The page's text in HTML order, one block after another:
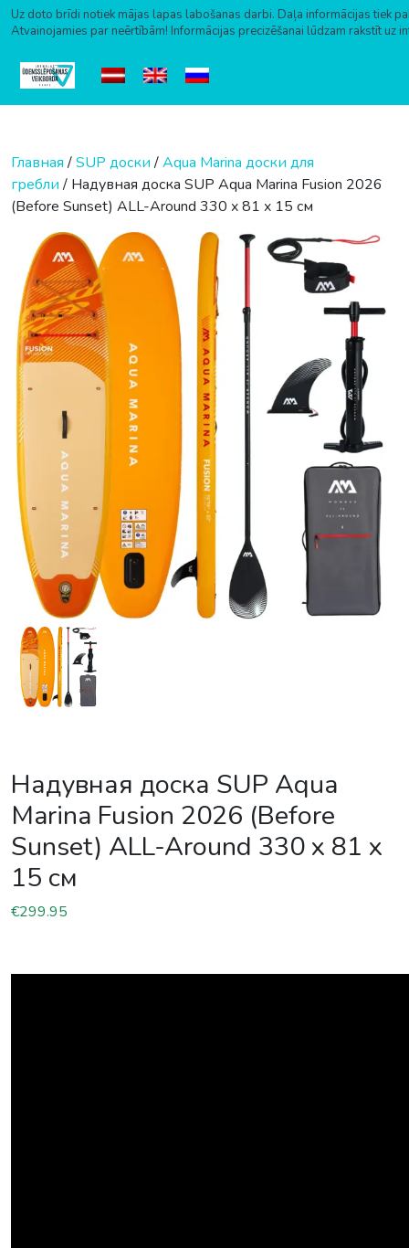
Uz doto brīdi notiek mājas lapas labošanas darbi. Daļa informācijas tiek
Atvainojamies par neērtībām! Informācijas precizēšanai lūdzam rakstīt uz
Главная/SUP доски/Aqua Marina доски для
гребли/ Надувная доска SUP Aqua Marina Fusion 2026
(Before Sunset) ALL-Around 330 x 81 x 15 см
Надувная доска SUP Aqua
Marina Fusion 2026 (Before
Sunset) ALL-Around 330 x 81 x
15 см
€299.95